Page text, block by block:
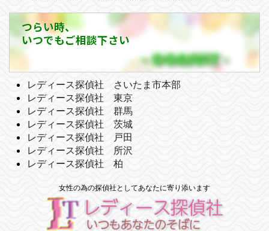
つらい時、
いつでもご相談下さい
レディース探偵社 さいたま市本部
レディース探偵社 東京
レディース探偵社 群馬
レディース探偵社 茨城
レディース探偵社 戸田
レディース探偵社 所沢
レディース探偵社 柏
女性の為の探偵社としてあなたに寄り添います